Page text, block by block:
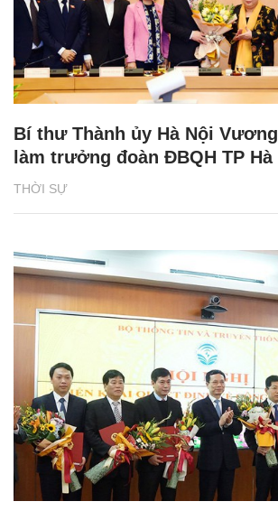
THỜI SỰ
Bí thư Thành ủy Hà Nội
làm trưởng đoàn ĐBQH TP Hà